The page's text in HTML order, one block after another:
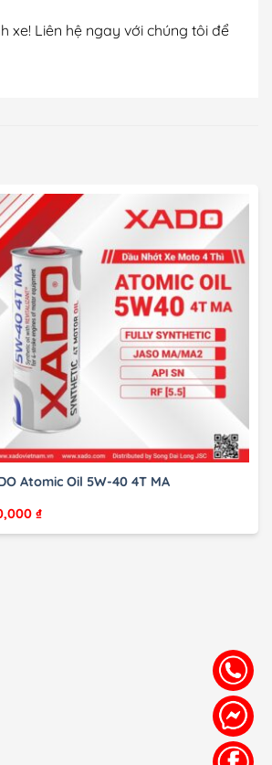
Liên hệ ngay với chúng tôi để
Atomic Oil 5W-40 4T MA
₫